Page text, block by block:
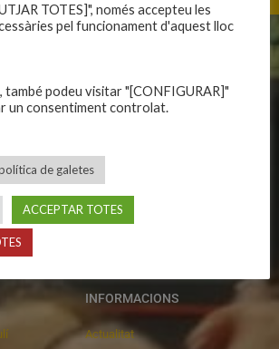
Primer equip masculí
Primer equip femení
C.E. El Vilar
Escola
INFORMACIONS
Actualitat
TOTES]", només accepteu les
pel funcionament d'aquest lloc
podeu visitar "[CONFIGURAR]"
un consentiment controlat.
de galetes
ACCEPTAR TOTES